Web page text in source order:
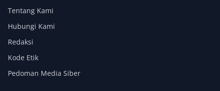
Tentang Kami
Hubungi Kami
Redaksi
Kode Etik
Pedoman Media Siber